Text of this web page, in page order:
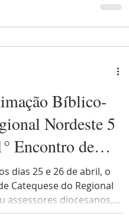
Nordeste 5 da
aos catequistas,
de pastoral e todos os
Bíblico-
Nordeste 5
Encontro de
dias 25 e 26 de abril, o
Catequese do Regional
assessores diocesanos,
membros das equipes de